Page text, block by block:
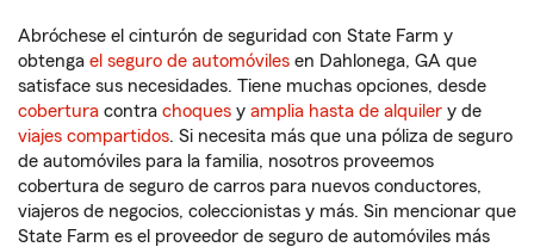
Abróchese el cinturón de seguridad con State Farm y
obtenga el seguro de automóviles en Dahlonega, GA que
satisface sus necesidades. Tiene muchas opciones, desde
cobertura contra choques y amplia hasta de alquiler y de
viajes compartidos. Si necesita más que una póliza de seguro
de automóviles para la familia, nosotros proveemos
cobertura de seguro de carros para nuevos conductores,
viajeros de negocios, coleccionistas y más. Sin mencionar que
State Farm es el proveedor de seguro de automóviles más